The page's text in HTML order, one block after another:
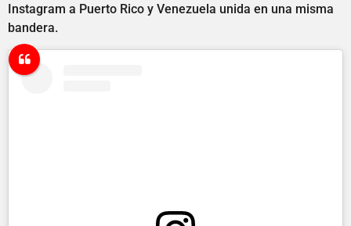
Instagram a Puerto Rico y Venezuela unida en una misma
bandera.